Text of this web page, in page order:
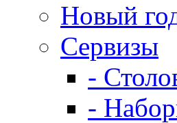
Новый
Сервизы
-
-